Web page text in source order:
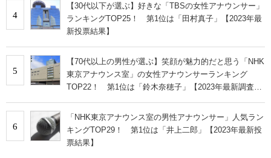
4
【30代以下が選ぶ】好きな「TBSの女性アナウンサー」
ランキングTOP25！ 第1位は「田村真子」【2023年最
新投票結果】
5
【70代以上の男性が選ぶ】笑顔が魅力的だと思う「NHK
東京アナウンス室」の女性アナウンサーランキング
TOP22！ 第1位は「鈴木奈穂子」【2023年最新調査結
6
「NHK東京アナウンス室の男性アナウンサー」人気ラン
キングTOP29！ 第1位は「井上二郎」【2023年最新投
票結果】